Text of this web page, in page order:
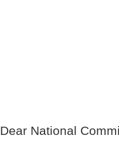
Dear National